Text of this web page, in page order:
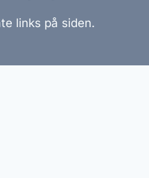
links på siden.